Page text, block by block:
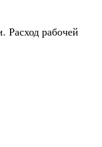
Расход рабочей